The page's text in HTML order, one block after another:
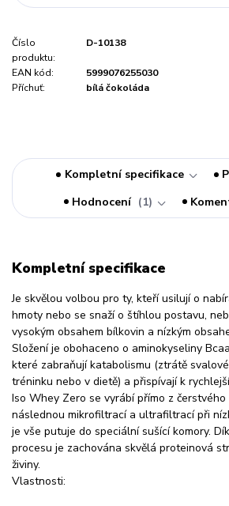
Číslo
produktu:
D-10138
EAN kód:
5999076255030
Příchuť:
bílá čokoláda
Kompletní specifikace
Hodnocení
1
Kompletní specifikace
Je skvělou volbou pro ty, kteří usilují o
hmoty nebo se snaží o štíhlou postavu,
vysokým obsahem bílkovin a nízkým
Složení je obohaceno o aminokyseliny
které zabraňují katabolismu (ztrátě
tréninku nebo v dietě) a přispívají k
Iso Whey Zero se vyrábí přímo z
následnou mikrofiltrací a ultrafiltrací při
je vše putuje do speciální sušící komory.
procesu je zachována skvělá proteinová
živiny.
Vlastnosti: